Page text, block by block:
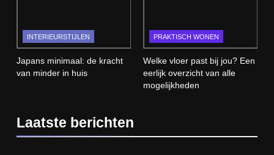
INTERIEURSTIJLEN
Japans minimaal: de kracht
van minder in huis
PRAKTISCH WONEN
Welke vloer past bij jou? Een
eerlijk overzicht van alle
mogelijkheden
Laatste berichten